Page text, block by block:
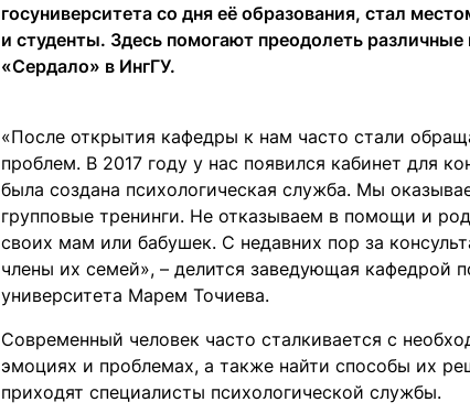
госуниверситета со дня её образования, стал
и студенты. Здесь помогают преодолеть различные
«Сердало» в ИнгГУ.
«После открытия кафедры к нам часто стали
проблем. В 2017 году у нас появился кабинет для
была создана психологическая служба. Мы
групповые тренинги. Не отказываем в помощи и
своих мам или бабушек. С недавних пор за
члены их семей», – делится заведующая кафедрой
университета Марем Точиева.
Современный человек часто сталкивается с
эмоциях и проблемах, а также найти способы их
приходят специалисты психологической службы.